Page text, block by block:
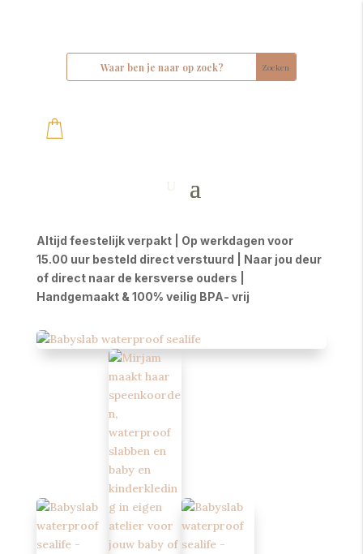
Altijd feestelijk verpakt | Op werkdagen voor
15.00 uur besteld direct verstuurd | Naar jou deur
of direct naar de kersverse ouders |
Handgemaakt & 100% veilig BPA- vrij